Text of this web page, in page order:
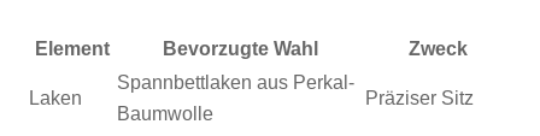
Element Bevorzugte Wahl Zweck
Laken
Spannbettlaken aus Perkal-
Baumwolle
Präziser Sitz